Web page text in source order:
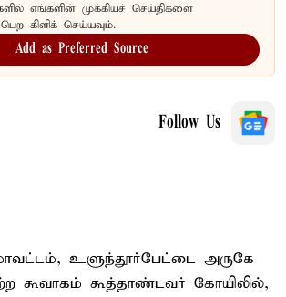
எங்களின் முக்கியச் செய்திகளை
கிளிக் செய்யவும்.
Add as Preferred Source
Follow Us
உளுந்தூர்பேட்டை அருகே
கூவாகம் கூத்தாண்டவர் கோயிலில்,